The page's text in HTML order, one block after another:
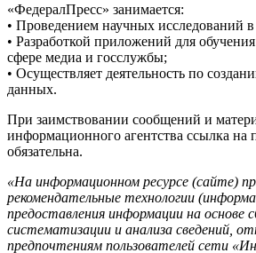
«ФедералПресс» занимается:
• Проведением научных исследований
• Разработкой приложений для
сфере медиа и госслужбы;
• Осуществляет деятельность по
данных.
При заимствовании сообщений и
информационного агентства ссылка на
обязательна.
«На информационном ресурсе (сайте)
рекомендательные технологии
предоставления информации на основе
систематизации и анализа сведений,
предпочтениям пользователей сети